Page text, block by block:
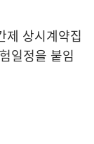
제 상시계약집
일정을 붙임